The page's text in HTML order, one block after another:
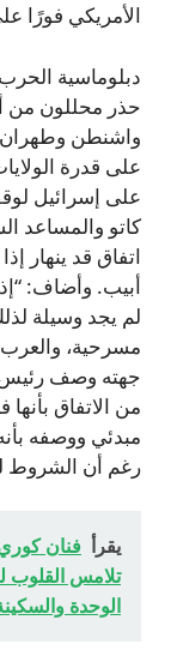
الأمريكي فورًا
دبلوماسية الحرب
حذر محللون من
واشنطن
على قدرة
على إسرائيل
كاتو والمساعد
اتفاق قد ينهار
أبيب. وأضاف:
لم يجد وسيلة
مسرحية، والعرب
جهته وصف رئيس
من الاتفاق
مبدئي ووصفه
رغم أن الشروط
يقرأ فنان
تلامس القلوب
الوحدة